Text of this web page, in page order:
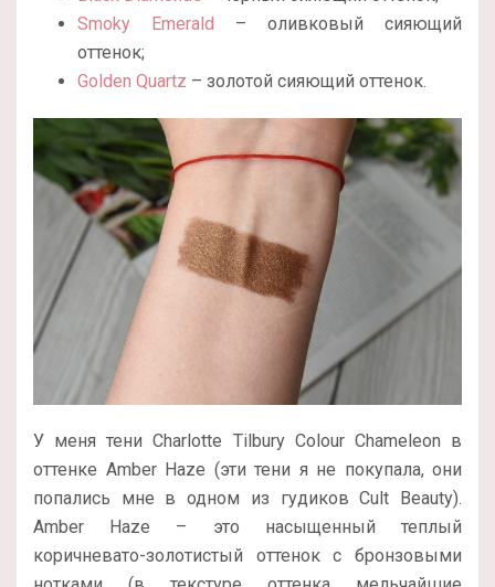
Smoky Emerald
– оливковый сияющий
оттенок;
Golden Quartz – золотой сияющий оттенок.
У меня тени Charlotte Tilbury Colour Chameleon в
оттенке Amber Haze (эти тени я не покупала, они
попались мне в одном из гудиков Cult Beauty).
Amber Haze – это насыщенный теплый
коричневато-золотистый оттенок с бронзовыми